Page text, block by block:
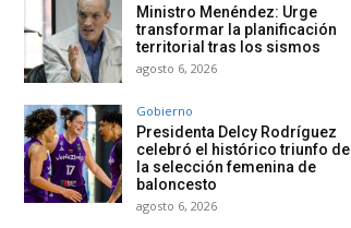
Ministro Menéndez: Urge
transformar la planificación
territorial tras los sismos
agosto 6, 2026
Gobierno
Presidenta Delcy Rodríguez
celebró el histórico triunfo de
la selección femenina de
baloncesto
agosto 6, 2026